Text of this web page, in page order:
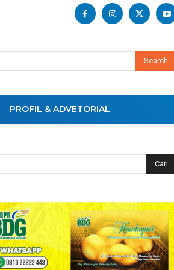
Search
PROFIL & ADVETORIAL